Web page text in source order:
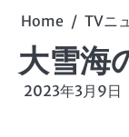
Home TVニ
大雪海
2023年3月9日